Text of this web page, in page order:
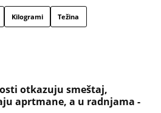
Kilogrami Težina
otkazuju smeštaj,
aprtmane, a u radnjama -